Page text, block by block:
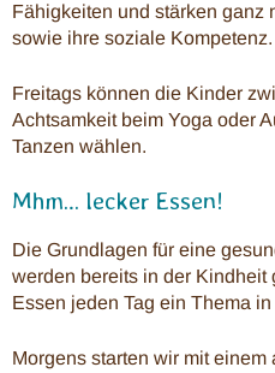
Fähigkeiten und stärken ganz
sowie ihre soziale Kompetenz.
Freitags können die Kinder
Achtsamkeit beim Yoga oder
Tanzen wählen.
Mhm… lecker Essen!
Die Grundlagen für eine
werden bereits in der Kindheit
Essen jeden Tag ein Thema
Morgens starten wir mit